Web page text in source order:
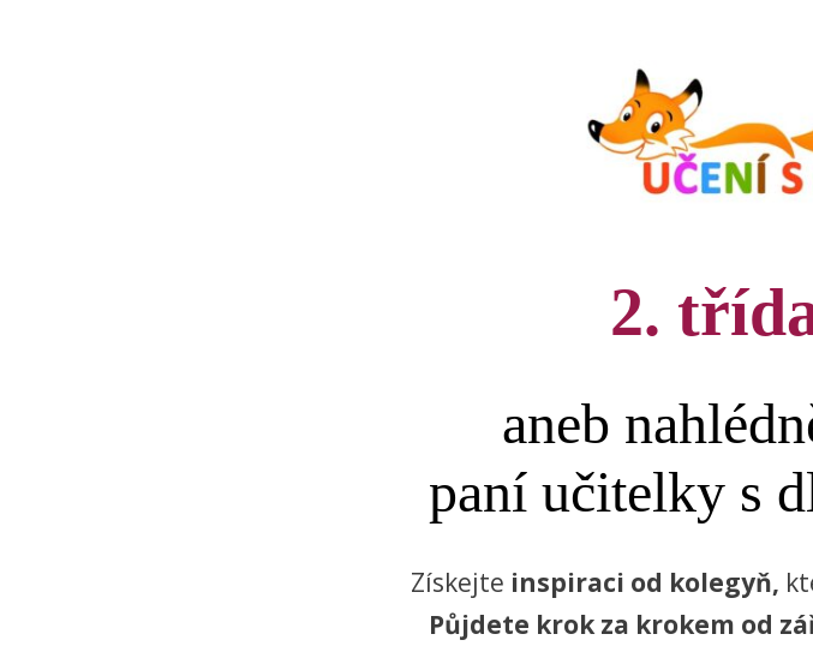
2.
aneb
paní učitelky s
Získejte inspiraci od kolegyň,
Půjdete krok za krokem od